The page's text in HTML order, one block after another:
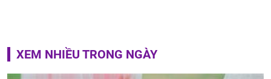
XEM NHIỀU TRONG NGÀY